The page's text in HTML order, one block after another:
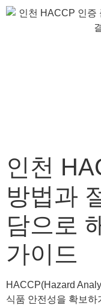
인천
방법과
담으로
가이드
HACCP(Hazard
식품 안전성을 확보하